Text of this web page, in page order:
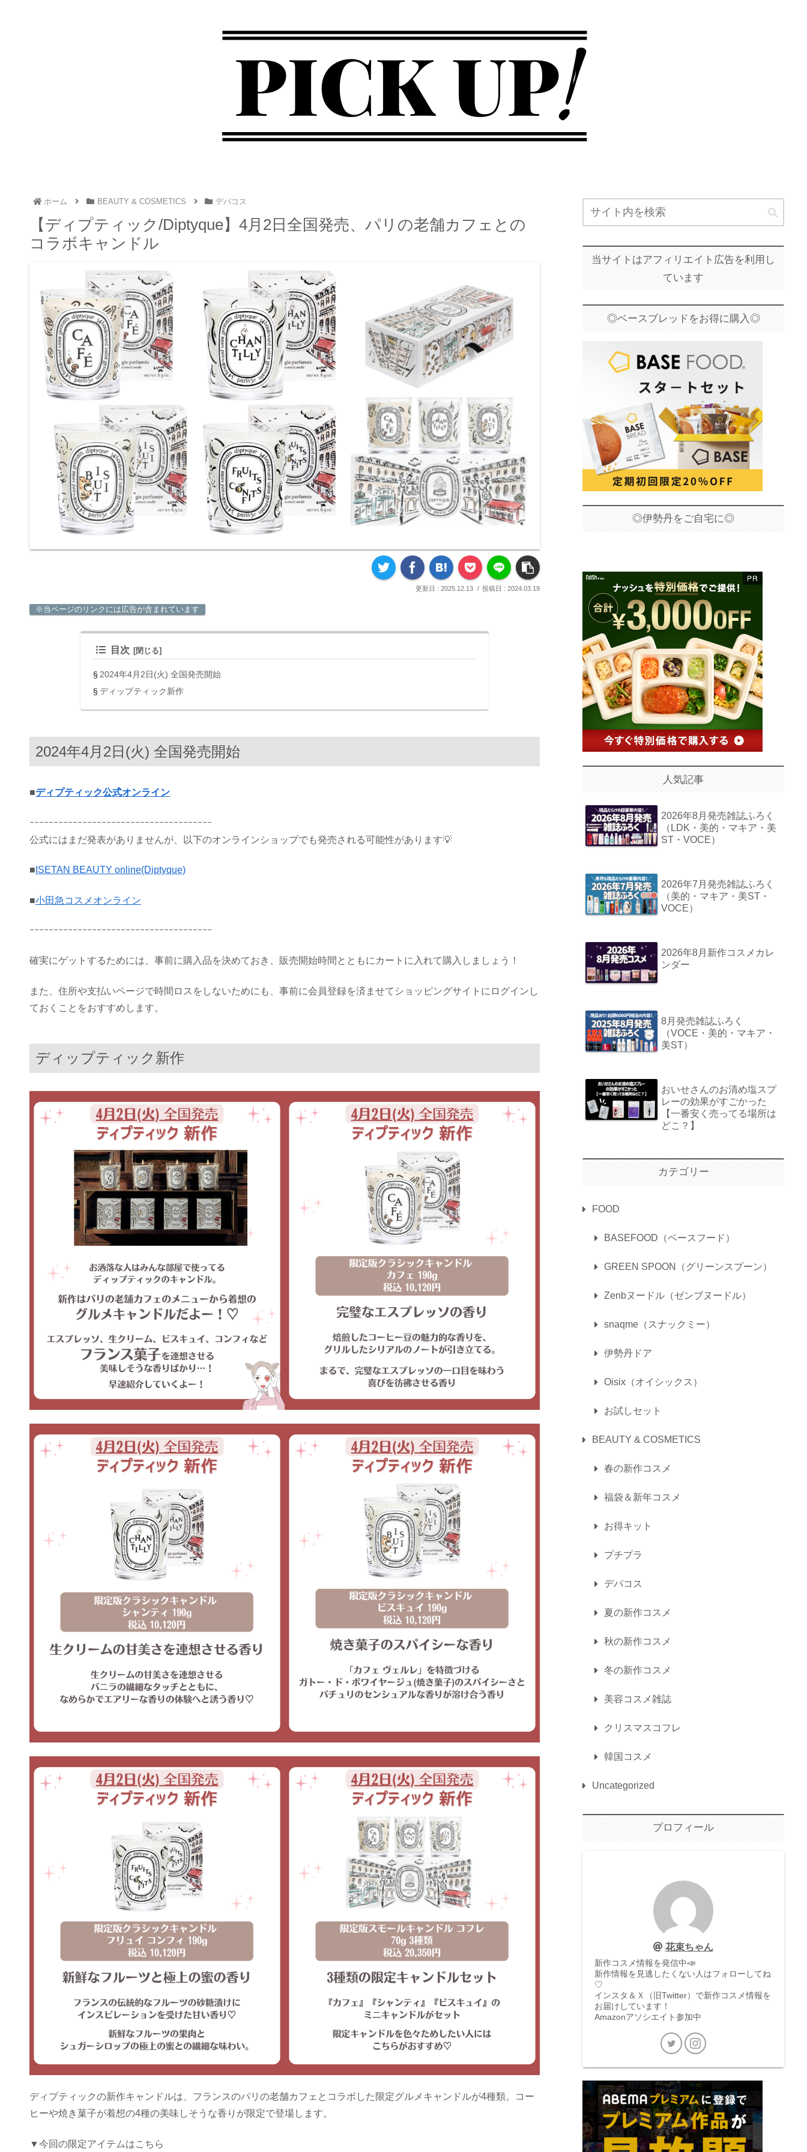
ホーム BEAUTY & COSMETICS デパコス
【ディプティック/Diptyque】4月2日全国発売、パリの老舗カフェとの
コラボキャンドル
2025.12.13 2024.03.19
※当ページのリンクには広告が含まれています
目次
2024年4月2日(火) 全国発売開始
ディップティック新作
2024年4月2日(火) 全国発売開始
■ディプティック公式オンライン
ｰｰｰｰｰｰｰｰｰｰｰｰｰｰｰｰｰｰｰｰｰｰｰｰｰｰｰｰｰｰｰｰｰｰｰｰｰｰ
公式にはまだ発表がありませんが、以下のオンラインショップでも発売される可能性があります💡
■ ISETAN BEAUTY online(Diptyque)
■小田急コスメオンライン
ｰｰｰｰｰｰｰｰｰｰｰｰｰｰｰｰｰｰｰｰｰｰｰｰｰｰｰｰｰｰｰｰｰｰｰｰｰｰ
確実にゲットするためには、事前に購入品を決めておき、販売開始時間とともにカートに入れて購入しましょう！
また、住所や支払いページで時間ロスをしないためにも、事前に会員登録を済ませてショッピングサイトにログインし
ておくことをおすすめします。
ディップティック新作
ディプティックの新作キャンドルは、フランスのパリの老舗カフェとコラボした限定グルメキャンドルが4種類。コー
ヒーや焼き菓子が着想の4種の美味しそうな香りが限定で登場します。
▼今回の限定アイテムはこちら
当サイトはアフィリエイト広告を利用し
ています
◎ベースブレッドをお得に購入◎
◎伊勢丹をご自宅に◎
人気記事
2026年8月発売雑誌ふろく
（LDK・美的・マキア・美
ST・VOCE）
2026年7月発売雑誌ふろく
（美的・マキア・美ST・
VOCE）
2026年8月新作コスメカレ
ンダー
8月発売雑誌ふろく
（VOCE・美的・マキア・
美ST）
おいせさんのお清め塩スプ
レーの効果がすごかった
【一番安く売ってる場所は
どこ？】
カテゴリー
FOOD
BASEFOOD（ベースフード）
GREEN SPOON（グリーンスプーン）
Zenbヌードル（ゼンブヌードル）
snaqme（スナックミー）
伊勢丹ドア
Oisix（オイシックス）
お試しセット
BEAUTY & COSMETICS
春の新作コスメ
福袋＆新年コスメ
お得キット
プチプラ
デパコス
夏の新作コスメ
秋の新作コスメ
冬の新作コスメ
美容コスメ雑誌
クリスマスコフレ
韓国コスメ
Uncategorized
プロフィール
花束ちゃん
新作コスメ情報を発信中📣
新作情報を見逃したくない人はフォローしてね
♡
インスタ＆Ｘ（旧Twitter）で新作コスメ情報を
お届けしています！
Amazonアソシエイト参加中